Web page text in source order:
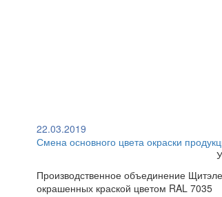
22.03.2019
Смена основного цвета окраски
Производственное объединение
окрашенных краской цветом RAL 7035